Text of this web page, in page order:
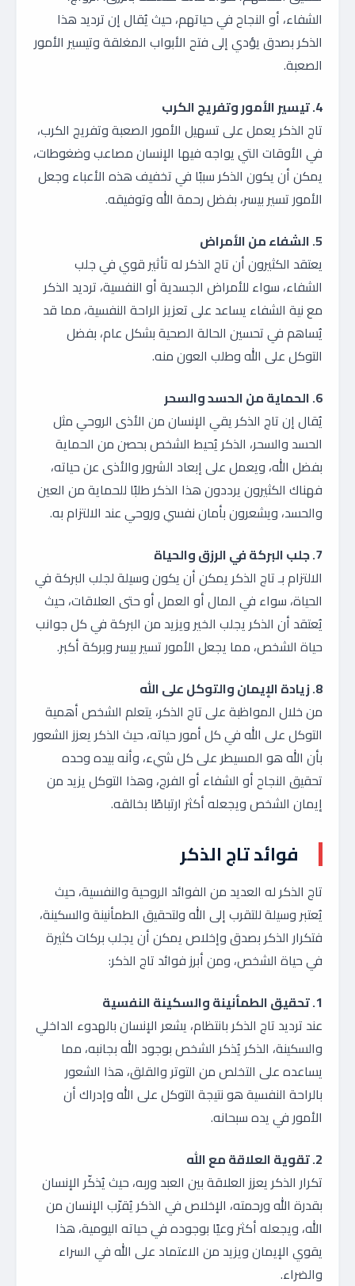
الشفاء، أو النجاح في حياتهم، حيث يُقال إن ترديد هذا
الذكر بصدق يؤدي إلى فتح الأبواب المغلقة وتيسير الأمور
الصعبة.
4. تيسير الأمور وتفريج الكرب
تاج الذكر يعمل على تسهيل الأمور الصعبة وتفريج الكرب،
في الأوقات التي يواجه فيها الإنسان مصاعب وضغوطات،
يمكن أن يكون الذكر سببًا في تخفيف هذه الأعباء وجعل
الأمور تسير بيسر، بفضل رحمة الله وتوفيقه.
5. الشفاء من الأمراض
يعتقد الكثيرون أن تاج الذكر له تأثير قوي في جلب
الشفاء، سواء للأمراض الجسدية أو النفسية، ترديد الذكر
مع نية الشفاء يساعد على تعزيز الراحة النفسية، مما قد
يُساهم في تحسين الحالة الصحية بشكل عام، بفضل
التوكل على الله وطلب العون منه.
6. الحماية من الحسد والسحر
يُقال إن تاج الذكر يقي الإنسان من الأذى الروحي مثل
الحسد والسحر، الذكر يُحيط الشخص بحصن من الحماية
بفضل الله، ويعمل على إبعاد الشرور والأذى عن حياته،
فهناك الكثيرون يرددون هذا الذكر طلبًا للحماية من العين
والحسد، ويشعرون بأمان نفسي وروحي عند الالتزام به.
7. جلب البركة في الرزق والحياة
الالتزام بـ تاج الذكر يمكن أن يكون وسيلة لجلب البركة في
الحياة، سواء في المال أو العمل أو حتى العلاقات، حيث
يُعتقد أن الذكر يجلب الخير ويزيد من البركة في كل جوانب
حياة الشخص، مما يجعل الأمور تسير بيسر وبركة أكبر.
8. زيادة الإيمان والتوكل على الله
من خلال المواظبة على تاج الذكر، يتعلم الشخص أهمية
التوكل على الله في كل أمور حياته، حيث الذكر يعزز الشعور
بأن الله هو المسيطر على كل شيء، وأنه بيده وحده
تحقيق النجاح أو الشفاء أو الفرج، وهذا التوكل يزيد من
إيمان الشخص ويجعله أكثر ارتباطًا بخالقه.
فوائد تاج الذكر
تاج الذكر له العديد من الفوائد الروحية والنفسية، حيث
يُعتبر وسيلة للتقرب إلى الله ولتحقيق الطمأنينة والسكينة،
فتكرار الذكر بصدق وإخلاص يمكن أن يجلب بركات كثيرة
في حياة الشخص، ومن أبرز فوائد تاج الذكر:
1. تحقيق الطمأنينة والسكينة النفسية
عند ترديد تاج الذكر بانتظام، يشعر الإنسان بالهدوء الداخلي
والسكينة، الذكر يُذكر الشخص بوجود الله بجانبه، مما
يساعده على التخلص من التوتر والقلق، هذا الشعور
بالراحة النفسية هو نتيجة التوكل على الله وإدراك أن
الأمور في يده سبحانه.
2. تقوية العلاقة مع الله
تكرار الذكر يعزز العلاقة بين العبد وربه، حيث يُذكّر الإنسان
بقدرة الله ورحمته، الإخلاص في الذكر يُقرّب الإنسان من
الله، ويجعله أكثر وعيًا بوجوده في حياته اليومية، هذا
يقوي الإيمان ويزيد من الاعتماد على الله في السراء
والضراء.